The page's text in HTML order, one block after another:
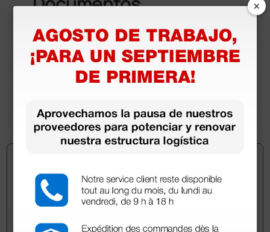
descargables
Certificado CE
Declaración de conformidad
Manual de usuario
×